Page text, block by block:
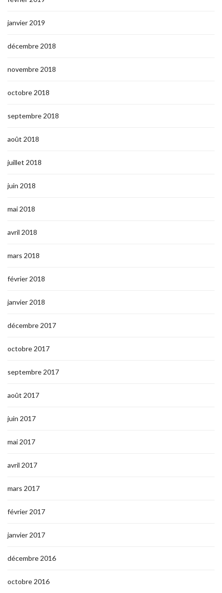
janvier 2019
décembre 2018
novembre 2018
octobre 2018
septembre 2018
août 2018
juillet 2018
juin 2018
mai 2018
avril 2018
mars 2018
février 2018
janvier 2018
décembre 2017
octobre 2017
septembre 2017
août 2017
juin 2017
mai 2017
avril 2017
mars 2017
février 2017
janvier 2017
décembre 2016
octobre 2016